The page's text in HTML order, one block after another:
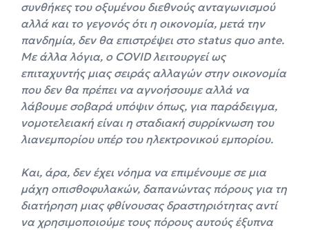
συνθήκες του οξυμένου διεθνούς ανταγωνισμού
αλλά και το γεγονός ότι η οικονομία, μετά την
πανδημία, δεν θα επιστρέψει στο status quo ante.
Με άλλα λόγια, ο COVID λειτουργεί ως
επιταχυντής μιας σειράς αλλαγών στην οικονομία
που δεν θα πρέπει να αγνοήσουμε αλλά να
λάβουμε σοβαρά υπόψιν όπως, για παράδειγμα,
νομοτελειακή είναι η σταδιακή συρρίκνωση του
λιανεμπορίου υπέρ του ηλεκτρονικού εμπορίου.
Και, άρα, δεν έχει νόημα να επιμένουμε σε μια
μάχη οπισθοφυλακών, δαπανώντας πόρους για τη
διατήρηση μιας φθίνουσας δραστηριότητας αντί
να χρησιμοποιούμε τους πόρους αυτούς έξυπνα